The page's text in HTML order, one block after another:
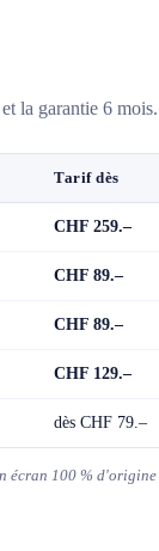
la garantie 6 mois.
Tarif dès
CHF 259.–
CHF 89.–
CHF 89.–
CHF 129.–
dès CHF 79.–
100 %